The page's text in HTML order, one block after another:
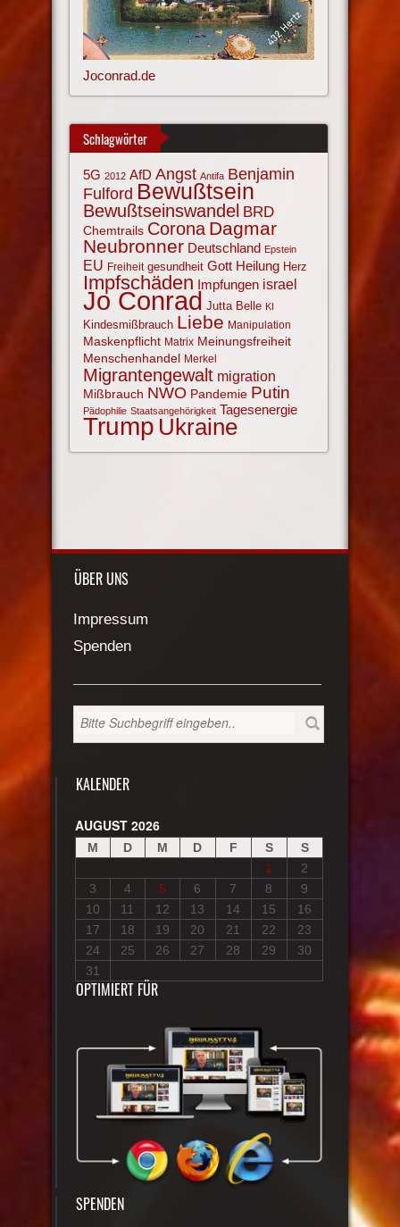
Joconrad.de
Schlagwörter
5G 2012 AfD Angst Antifa Benjamin
Fulford Bewußtsein
Bewußtseinswandel BRD
Chemtrails Corona Dagmar
Neubronner Deutschland Epstein
EU Freiheit gesundheit Gott Heilung Herz
Impfschäden Impfungen israel
Jo Conrad Jutta Belle KI
Kindesmißbrauch Liebe Manipulation
Maskenpflicht Matrix Meinungsfreiheit
Menschenhandel Merkel
Migrantengewalt migration
Mißbrauch NWO Pandemie Putin
Pädophilie Staatsangehörigkeit Tagesenergie
Trump Ukraine
ÜBER UNS
Impressum
Spenden
KALENDER
AUGUST 2026
M D M D F S
S
1
2
3
4 5 6 7 8
9
10
11 12 13 14 15
16
17
18 19 20 21 22
23
24
25 26 27 28 29
30
31
OPTIMIERT FÜR
SPENDEN